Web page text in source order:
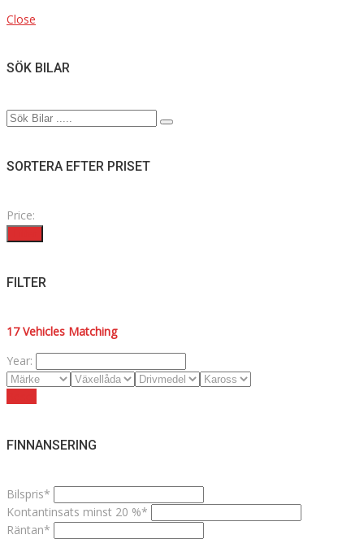
Close
SÖK BILAR
SORTERA EFTER PRISET
Price:
FILTER
17 Vehicles Matching
Year:
FINNANSERING
Bilspris*
Kontantinsats minst 20 %*
Räntan*